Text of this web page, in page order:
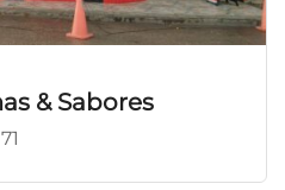
& Sabores